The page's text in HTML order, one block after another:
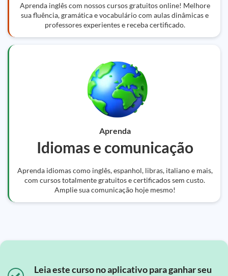
Aprenda inglês com nossos cursos gratuitos online! Melhore
sua fluência, gramática e vocabulário com aulas dinâmicas e
professores experientes e receba certificado.
Aprenda
Idiomas e comunicação
Aprenda idiomas como inglês, espanhol, libras, italiano e mais,
com cursos totalmente gratuitos e certificados sem custo.
Amplie sua comunicação hoje mesmo!
Leia este curso no aplicativo para ganhar seu